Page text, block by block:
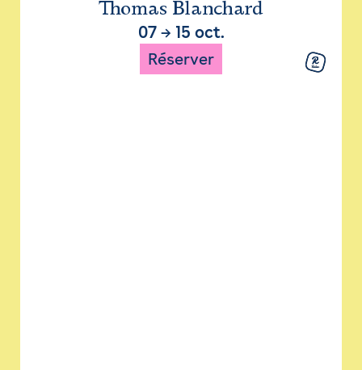
Thomas Blanchard
07→ 15 oct.
Réserver